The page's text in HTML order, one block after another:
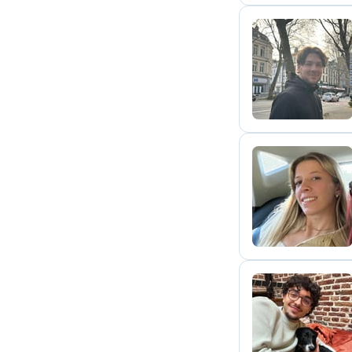
H
E
A